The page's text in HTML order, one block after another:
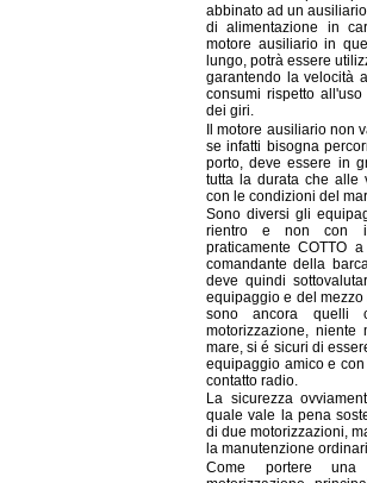
abbinato ad un
di alimentazione in
motore ausiliario in
lungo, potrà essere
garantendo la velocità
consumi rispetto
dei giri.
Il motore ausiliario non
se infatti bisogna
porto, deve essere in
tutta la durata che alle
con le condizioni del
Sono diversi gli
rientro e non con
praticamente COTTO
comandante della
deve quindi
equipaggio e del
sono ancora quelli
motorizzazione,
mare, si é sicuri di
equipaggio amico e
contatto radio.
La sicurezza
quale vale la pena
di due motorizzazioni,
la manutenzione
Come portere